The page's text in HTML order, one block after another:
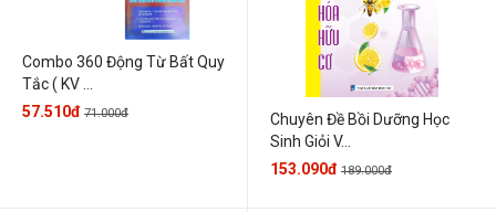
Combo 360 Động Từ Bất Quy
Tắc ( KV ...
57.510đ 71.000đ
Chuyên Đề Bồi Dưỡng Học
Sinh Giỏi V...
153.090đ 189.000đ